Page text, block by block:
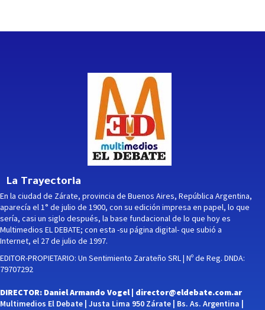
La Trayectoria
En la ciudad de Zárate, provincia de Buenos Aires, República Argentina,
aparecía el 1° de julio de 1900, con su edición impresa en papel, lo que
sería, casi un siglo después, la base fundacional de lo que hoy es
Multimedios EL DEBATE; con esta -su página digital- que subió a
Internet, el 27 de julio de 1997.
EDITOR-PROPIETARIO: Un Sentimiento Zarateño SRL | Nº de Reg. DNDA:
79707292
DIRECTOR: Daniel Armando Vogel | director@eldebate.com.ar
Multimedios El Debate | Justa Lima 950 Zárate | Bs. As. Argentina |